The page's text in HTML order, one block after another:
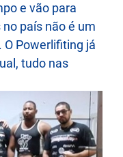
e vão para
país não é um
Powerlifiting já
tudo nas